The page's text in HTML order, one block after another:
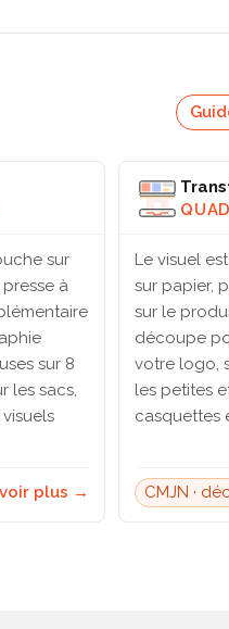
sur
à
sur 8
les sacs,
plus →
Le visuel
sur papier,
sur le
découpe
votre logo,
les petites
casquettes
CMJN ·